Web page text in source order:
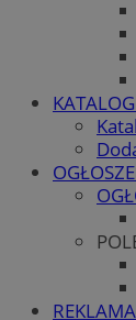
REKLAMA